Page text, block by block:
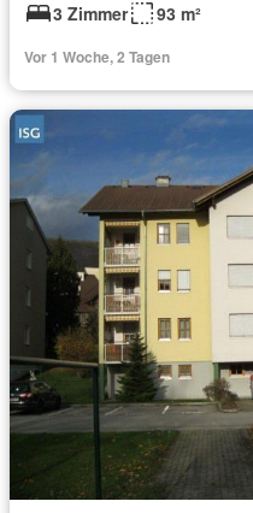
3 Zimmer
93 m²
Vor 1 Woche, 2 Tagen